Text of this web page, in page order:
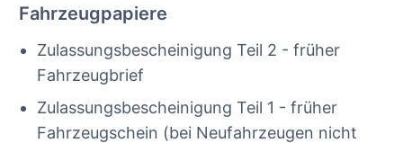
Fahrzeugpapiere
Zulassungsbescheinigung Teil 2 - früher
Fahrzeugbrief
Zulassungsbescheinigung Teil 1 - früher
Fahrzeugschein (bei Neufahrzeugen nicht